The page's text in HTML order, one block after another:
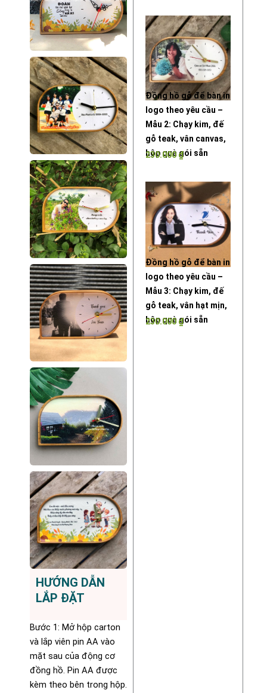
HƯỚNG DẪN
LẮP ĐẶT
Bước 1: Mở hộp carton
và lắp viên pin AA vào
mặt sau của động cơ
đồng hồ. Pin AA được
kèm theo bên trong hộp.
Đồng hồ gỗ để bàn in
logo theo yêu cầu –
Mẫu 2: Chạy kim, đế
gỗ teak, vân canvas,
hộp quà gói sẵn
230.000₫
Đồng hồ gỗ để bàn in
logo theo yêu cầu –
Mẫu 3: Chạy kim, đế
gỗ teak, vân hạt mịn,
hộp quà gói sẵn
230.000₫